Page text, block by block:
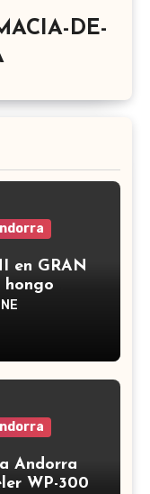
DE-
en GRAN
hongo
es
asiática
Andorra
WP-300